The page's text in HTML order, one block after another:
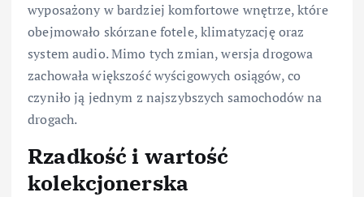
wyposażony w bardziej komfortowe wnętrze, które
obejmowało skórzane fotele, klimatyzację oraz
system audio. Mimo tych zmian, wersja drogowa
zachowała większość wyścigowych osiągów, co
czyniło ją jednym z najszybszych samochodów na
drogach.
Rzadkość i wartość
kolekcjonerska